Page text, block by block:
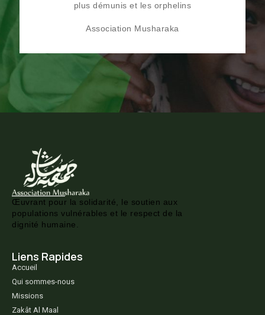
plus démunis et les orphelins
Association Musharaka
Œuvrant pour la solidarité, le soutien aux
populations vulnérables et le respect de la
dignité humaine.
Liens Rapides
Accueil
Qui sommes-nous
Missions
Zakât Al Maal